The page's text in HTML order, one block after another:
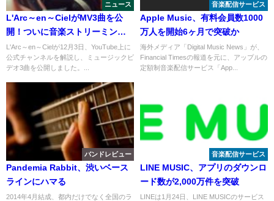
ニュース
L'Arc～en～CielがMV3曲を公
開！ついに音楽ストリーミング
配信も解禁か？
L'Arc～en～Cielが12月3日、YouTube上に
公式チャンネルを解説し、ミュージックビ
デオ3曲を公開しました。...
音楽配信サービス
Apple Music、有料会員数1000
万人を開始6ヶ月で突破か
海外メディア「Digital Music News」が、
Financial Timesの報道を元に、アップルの
定額制音楽配信サービス「App...
バンドレビュー
Pandemia Rabbit、渋いベース
ラインにハマる
2014年4月結成、都内だけでなく全国のラ
音楽配信サービス
LINE MUSIC、アプリのダウンロ
ード数が2,000万件を突破
LINEは1月24日、LINE MUSICのサービス